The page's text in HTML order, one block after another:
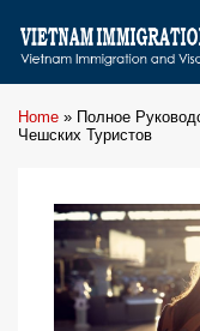
Home » Полное
Чешских Туристов